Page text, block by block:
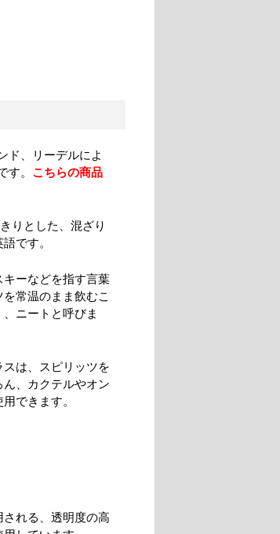
ド、リーデルによ
。 こちらの商品
りとした、混ざり
です。
ーなどを指す言葉
常温のまま飲むこ
ニートと呼びま
は、スピリッツを
、カクテルやオン
できます。
れる、透明度の高